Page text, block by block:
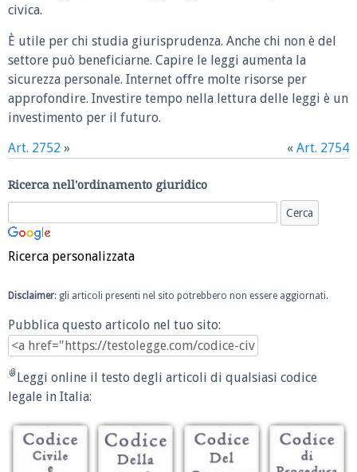
civica.
È utile per chi studia giurisprudenza. Anche chi non è del
settore può beneficiarne. Capire le leggi aumenta la
sicurezza personale. Internet offre molte risorse per
approfondire. Investire tempo nella lettura delle leggi è un
investimento per il futuro.
Art. 2752 » « Art. 2754
Ricerca nell'ordinamento giuridico
Ricerca personalizzata
Disclaimer: gli articoli presenti nel sito potrebbero non essere aggiornati.
Pubblica questo articolo nel tuo sito:
Leggi online il testo degli articoli di qualsiasi codice
legale in Italia: